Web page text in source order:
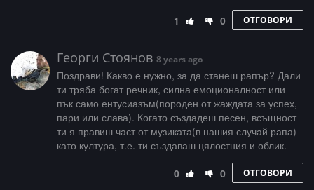
1 0 ОТГОВОРИ
Георги Стоянов 8 years ago
Поздрави! Какво е нужно, за да станеш рапър? Дали
ти тряба богат речник, силна емоционалност или
пък само ентусиазъм(породен от жаждата за успех,
пари или слава). Когато създадеш песен, всъщност
ти я правиш част от музиката(в нашия случай рапа)
като култура, т.е. ти създаваш цялостния и облик.
0 0 ОТГОВОРИ